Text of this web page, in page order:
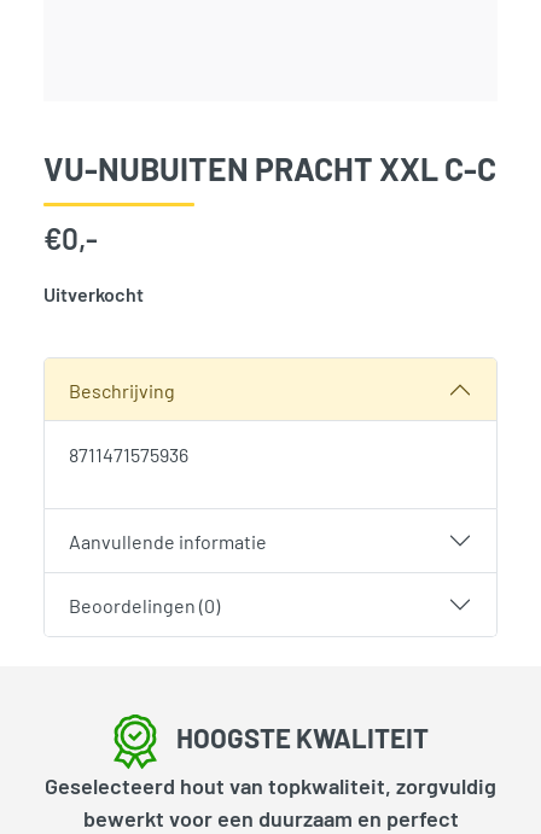
VU-NUBUITEN PRACHT XXL C-C
€0,-
Uitverkocht
Beschrijving
8711471575936
Aanvullende informatie
Beoordelingen (0)
HOOGSTE KWALITEIT
Geselecteerd hout van topkwaliteit, zorgvuldig
bewerkt voor een duurzaam en perfect